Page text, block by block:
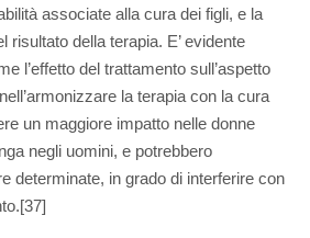
associate alla cura dei figli, e la
risultato della terapia. E’ evidente
l’effetto del trattamento sull’aspetto
la terapia con la cura
un maggiore impatto nelle donne
negli uomini, e potrebbero
determinate, in grado di interferire con